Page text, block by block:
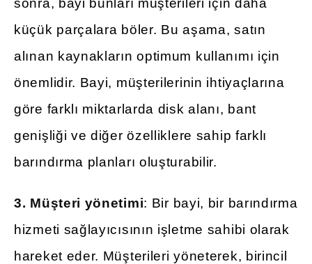
sonra, bayi bunları müşterileri için daha
küçük parçalara böler. Bu aşama, satın
alınan kaynakların optimum kullanımı için
önemlidir. Bayi, müşterilerinin ihtiyaçlarına
göre farklı miktarlarda disk alanı, bant
genişliği ve diğer özelliklere sahip farklı
barındırma planları oluşturabilir.
3. Müşteri yönetimi: Bir bayi, bir barındırma
hizmeti sağlayıcısının işletme sahibi olarak
hareket eder. Müşterileri yöneterek, birincil